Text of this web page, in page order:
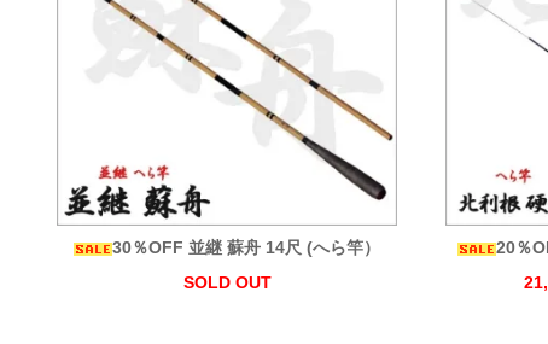
30％OFF 並継 蘇舟 14尺 (へら竿）
SOLD OUT
20％